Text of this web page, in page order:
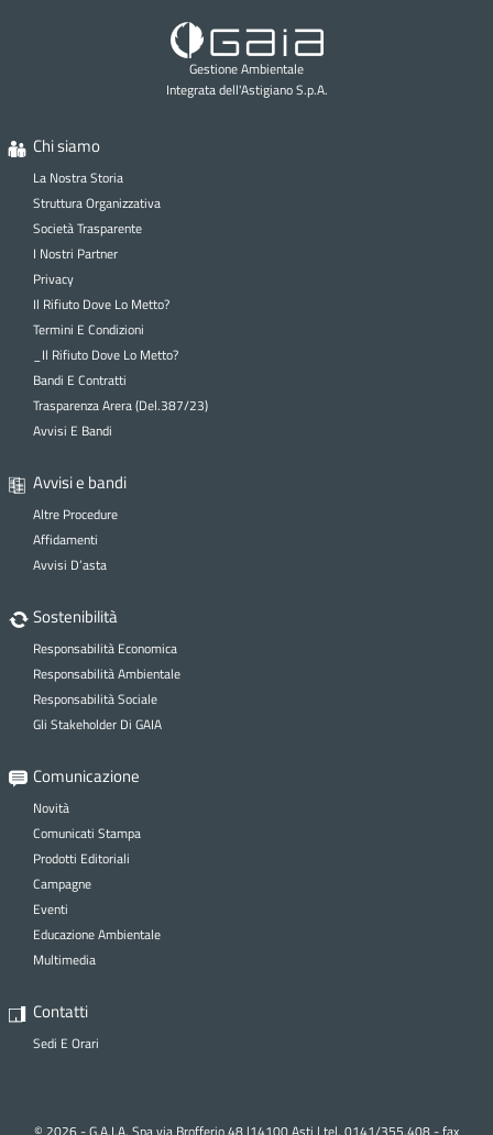
Gestione Ambientale
Integrata dell'Astigiano S.p.A.
Chi siamo
La Nostra Storia
Struttura Organizzativa
Società Trasparente
I Nostri Partner
Privacy
Il Rifiuto Dove Lo Metto?
Termini E Condizioni
_Il Rifiuto Dove Lo Metto?
Bandi E Contratti
Trasparenza Arera (Del.387/23)
Avvisi E Bandi
Avvisi e bandi
Altre Procedure
Affidamenti
Avvisi D’asta
Sostenibilità
Responsabilità Economica
Responsabilità Ambientale
Responsabilità Sociale
Gli Stakeholder Di GAIA
Comunicazione
Novità
Comunicati Stampa
Prodotti Editoriali
Campagne
Eventi
Educazione Ambientale
Multimedia
Contatti
Sedi E Orari